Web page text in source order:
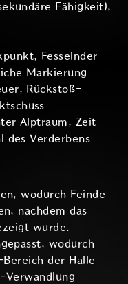
Fähigkeit),
Fesselnder
Markierung
Rückstoß-
Alptraum, Zeit
des Verderbens
wodurch Feinde
nachdem das
wurde.
wodurch
der Halle
Verwandlung